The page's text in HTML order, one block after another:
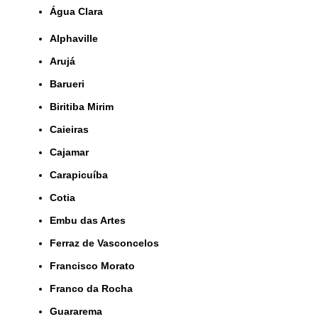
Água Clara
Alphaville
Arujá
Barueri
Biritiba Mirim
Caieiras
Cajamar
Carapicuíba
Cotia
Embu das Artes
Ferraz de Vasconcelos
Francisco Morato
Franco da Rocha
Guararema